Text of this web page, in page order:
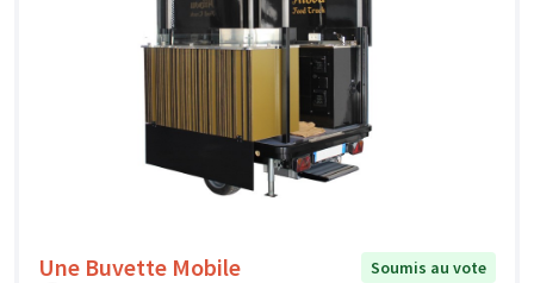
Une Buvette Mobile
Soumis au vote